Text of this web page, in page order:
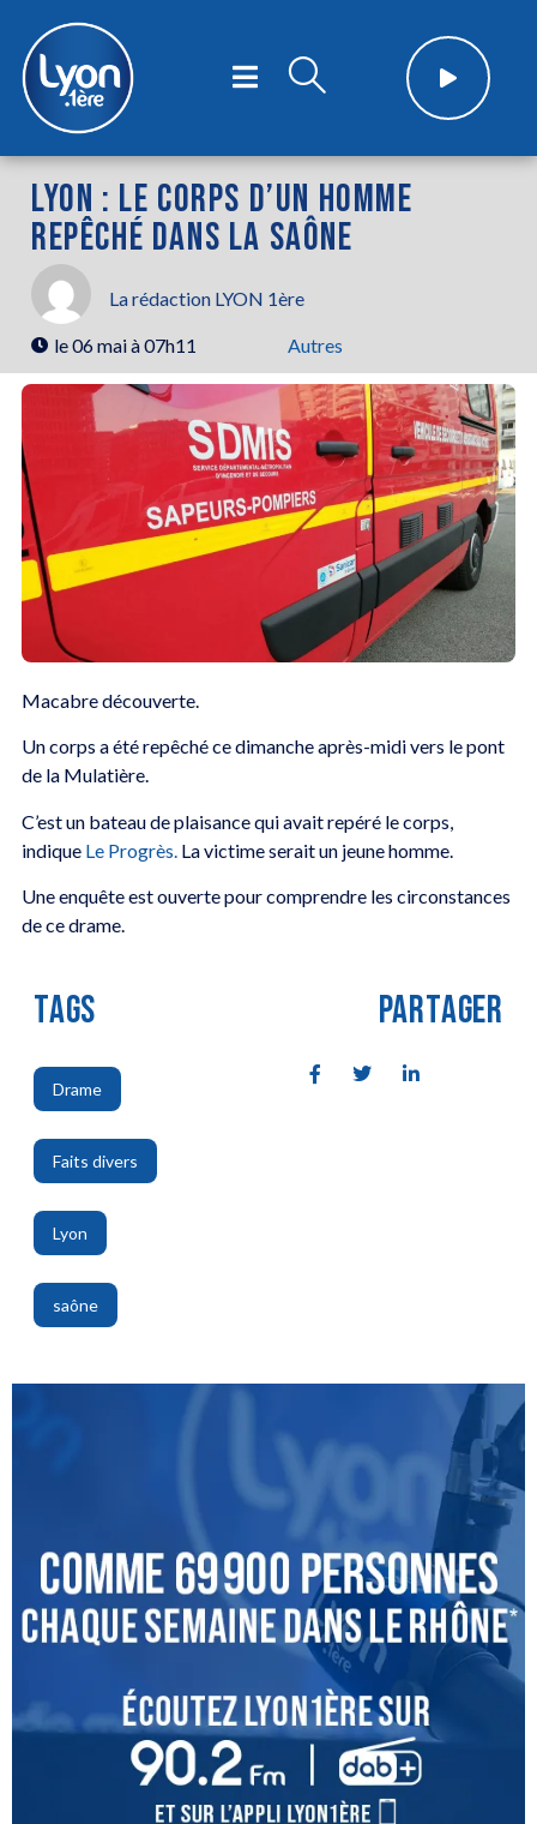
LYON : LE CORPS D’UN HOMME
REPÊCHÉ DANS LA SAÔNE
La rédaction LYON 1ère
le06 mai à 07h11 Autres
Macabre découverte.
Un corps a été repêché ce dimanche après-midi vers le pont
de la Mulatière.
C’est un bateau de plaisance qui avait repéré le corps,
indique Le Progrès. La victime serait un jeune homme.
Une enquête est ouverte pour comprendre les circonstances
de ce drame.
TAGS
Drame
,
Faits divers
,
Lyon
,
saône
PARTAGER